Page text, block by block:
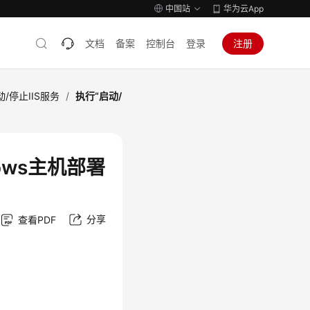
中国站 华为云App
文档 备案 控制台 登录 注册
/停止IIS服务 / 执行“启动/
主机部署
查看PDF 分享